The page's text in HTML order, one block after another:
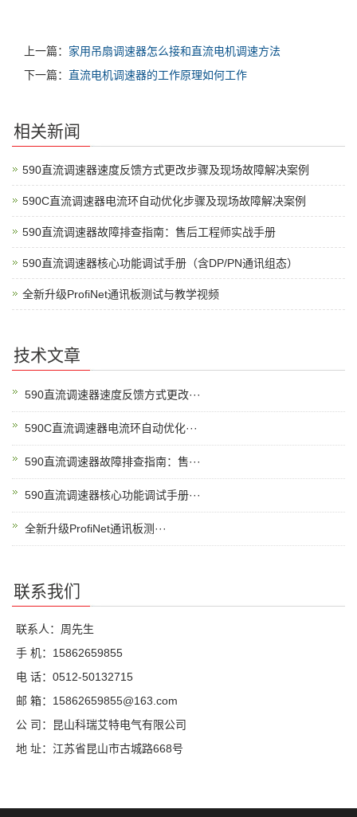
上一篇： 家用吊扇调速器怎么接和直流电机调速方法
下一篇： 直流电机调速器的工作原理如何工作
相关新闻
590直流调速器速度反馈方式更改步骤及现场故障解决案例
590C直流调速器电流环自动优化步骤及现场故障解决案例
590直流调速器故障排查指南：售后工程师实战手册
590直流调速器核心功能调试手册（含DP/PN通讯组态）
全新升级ProfiNet通讯板测试与教学视频
技术文章
590直流调速器速度反馈方式更改···
590C直流调速器电流环自动优化···
590直流调速器故障排查指南：售···
590直流调速器核心功能调试手册···
全新升级ProfiNet通讯板测···
联系我们
联系人：周先生
手 机：15862659855
电 话：0512-50132715
邮 箱：15862659855@163.com
公 司：昆山科瑞艾特电气有限公司
地 址：江苏省昆山市古城路668号